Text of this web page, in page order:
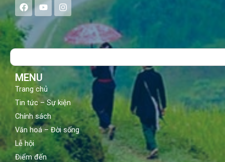
F
a
c
e
b
o
Y
o
u
t
u
b
I
n
s
a
g
Search
MENU
Trang chủ
Tin tức – Sự kiện
Chính sách
Văn hoá – Đời sống
Lễ hội
Điểm đến